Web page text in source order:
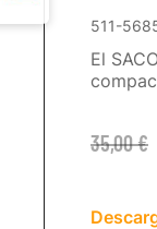
511-
El
35,00 €